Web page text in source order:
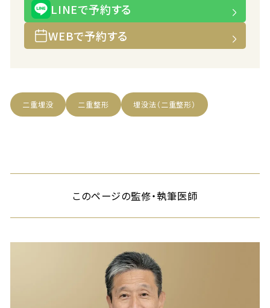
LINEで予約する
WEBで予約する
二重埋没 二重整形 埋没法（二重整形）
このページの監修・執筆医師